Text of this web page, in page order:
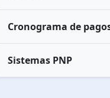
Cronograma de
Sistemas PNP